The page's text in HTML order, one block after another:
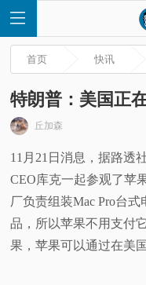
页
快
首页 快讯
特朗普：美国正
丘加森
11月21日消息，据路透
CEO库克一起参观了苹
厂负责组装Mac Pro台
品，所以苹果不用支付
果，苹果可以通过在美